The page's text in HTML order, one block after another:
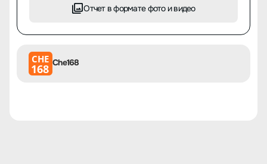
Отчет в формате фото и видео
CHE
168 Che168